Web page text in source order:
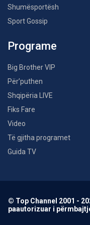
Shumësportësh
Sport Gossip
Programe
Big Brother VIP
Për’puthen
Shqipëria LIVE
Fiks Fare
Video
Të gjitha programet
Guida TV
© Top Channel 2001 -
paautorizuar i